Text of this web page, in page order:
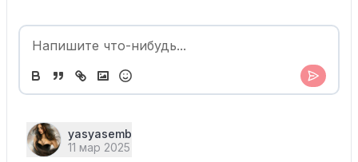
yasyasemb
11 мар 2025